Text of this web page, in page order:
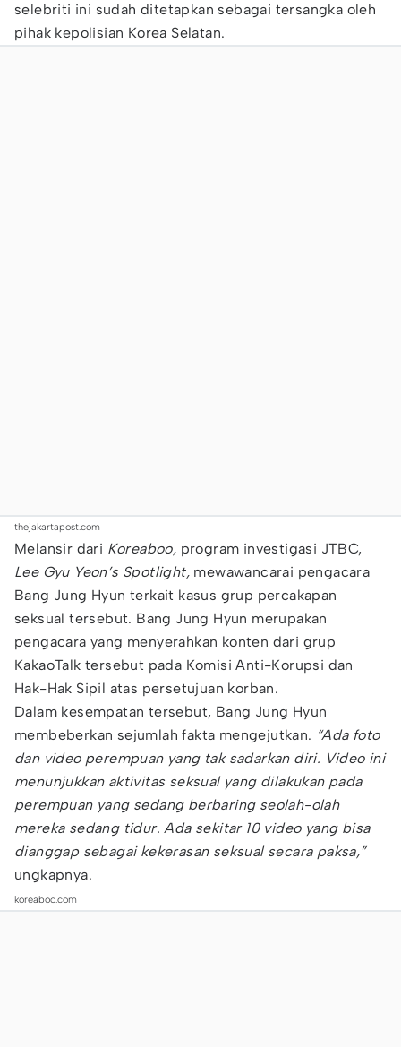
selebriti ini sudah ditetapkan sebagai tersangka oleh
pihak kepolisian Korea Selatan.
thejakartapost.com
Melansir dari Koreaboo, program investigasi JTBC,
Lee Gyu Yeon’s Spotlight, mewawancarai pengacara
Bang Jung Hyun terkait kasus grup percakapan
seksual tersebut. Bang Jung Hyun merupakan
pengacara yang menyerahkan konten dari grup
KakaoTalk tersebut pada Komisi Anti-Korupsi dan
Hak-Hak Sipil atas persetujuan korban.
Dalam kesempatan tersebut, Bang Jung Hyun
membeberkan sejumlah fakta mengejutkan. “Ada foto
dan video perempuan yang tak sadarkan diri. Video ini
menunjukkan aktivitas seksual yang dilakukan pada
perempuan yang sedang berbaring seolah-olah
mereka sedang tidur. Ada sekitar 10 video yang bisa
dianggap sebagai kekerasan seksual secara paksa,”
ungkapnya.
koreaboo.com